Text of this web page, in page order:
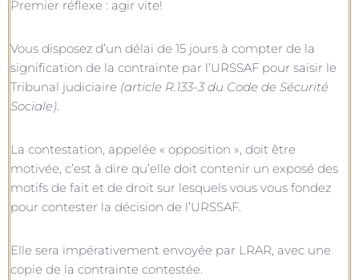
Premier réflexe : agir vite!
Vous disposez d’un délai de 15 jours à compter de la
signification de la contrainte par l’URSSAF pour saisir le
Tribunal judiciaire (article R.133-3 du Code de Sécurité
Sociale).
La contestation, appelée « opposition », doit être
motivée, c’est à dire qu’elle doit contenir un exposé des
motifs de fait et de droit sur lesquels vous vous fondez
pour contester la décision de l’URSSAF.
Elle sera impérativement envoyée par LRAR, avec une
copie de la contrainte contestée.